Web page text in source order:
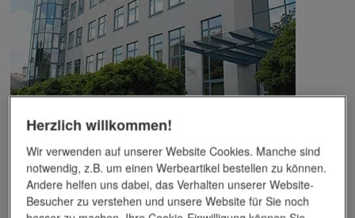
Das Unternehmen verfügt über jahrzehntelange Erfahrung im
Dieses Wissen kommt unseren Kunden tagtäglich zugute,
insbesondere wenn es um professionellen Werbedruckund
andere Veredelungsverfahren geht.
Herzlich willkommen!
Wir verwenden auf unserer Website Cookies. Manche sind
notwendig, z.B. um einen Werbeartikel bestellen zu können.
Andere helfen uns dabei, das Verhalten unserer Website-
Besucher zu verstehen und unsere Website für Sie noch